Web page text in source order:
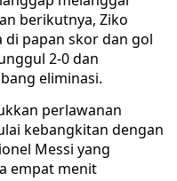
berikutnya, Ziko
papan skor dan gol
2-0 dan
eliminasi.
perlawanan
kebangkitan dengan
Messi yang
empat menit